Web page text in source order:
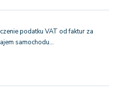
podatku VAT od faktur za
samochodu…